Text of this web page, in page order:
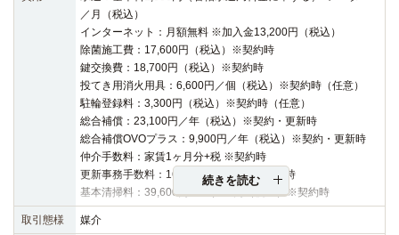
／月（税込）
インターネット：月額無料 ※加入金13,200円（税込）
除菌施工費：17,600円（税込）※契約時
鍵交換費：18,700円（税込）※契約時
投てき用消火用具：6,600円／個（税込）※契約時（任意）
駐輪登録料：3,300円（税込）※契約時（任意）
総合補償：23,100円／年（税込）※契約・更新時
総合補償OVOプラス：9,900円／年（税込）※契約・更新時
仲介手数料：家賃1ヶ月分+税 ※契約時
更新事務手数料：16,500円（税込）※更新時
基本清掃料：39,600円～42,900円（税込）※契約時
続きを読む
取引態様 媒介